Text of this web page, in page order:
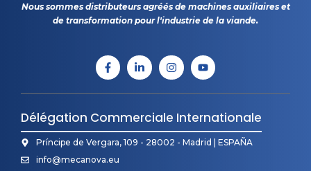
Nous sommes distributeurs agréés de machines auxiliaires et
de transformation pour l'industrie de la viande.
Délégation Commerciale Internationale
Príncipe de Vergara, 109 - 28002 - Madrid | ESPAÑA
info@mecanova.eu